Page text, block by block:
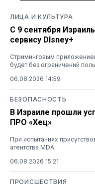
ЛИЦА И КУЛЬТУРА
С 9 сентября
сервису DIsney+
Стриминговым
будет без ограничений
06.08.2026 14:59
БЕЗОПАСНОСТЬ
В Израиле прошли
ПРО «Хец»
При испытаниях
агентства MDA
06.08.2026 15:21
ПРОИСШЕСТВИЯ